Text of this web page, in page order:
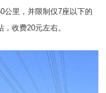
公里，并限制仅7座以下的
收费20元左右。